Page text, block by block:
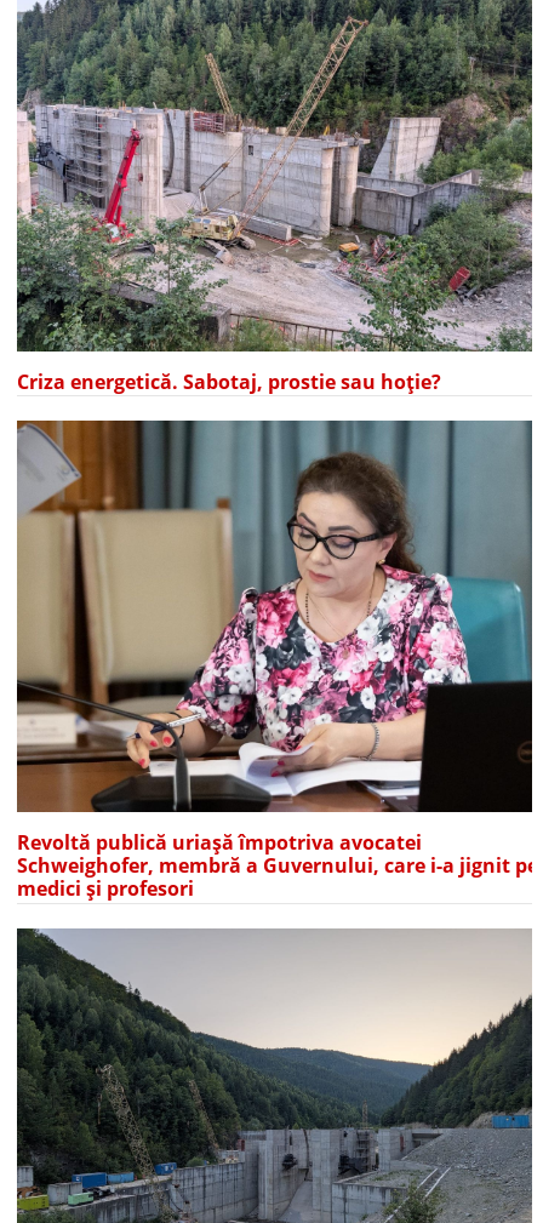
Criza energetică. Sabotaj, prostie sau hoție?
Revoltă publică uriașă împotriva avocatei
Schweighofer, membră a Guvernului, care i-a jignit pe
medici și profesori